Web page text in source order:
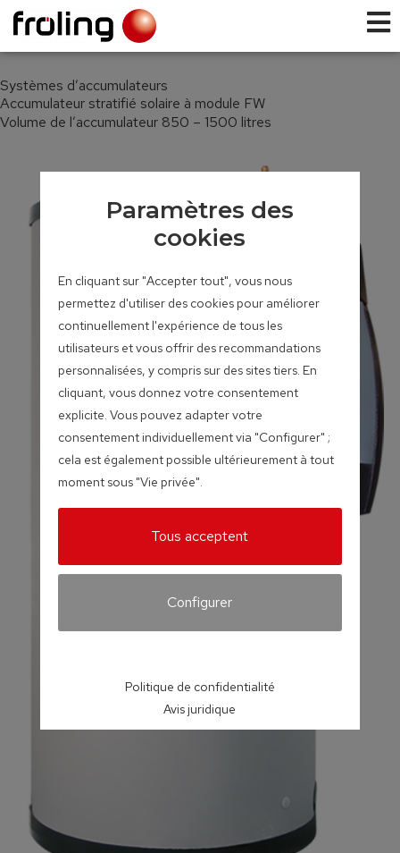
Systèmes d’accumulateurs
Accumulateur stratifié solaire à module FW
Volume de l’accumulateur 850 – 1500 litres
Paramètres des
cookies
En cliquant sur "Accepter tout", vous nous
permettez d'utiliser des cookies pour améliorer
continuellement l'expérience de tous les
utilisateurs et vous offrir des recommandations
personnalisées, y compris sur des sites tiers. En
cliquant, vous donnez votre consentement
explicite. Vous pouvez adapter votre
consentement individuellement via "Configurer" ;
cela est également possible ultérieurement à tout
moment sous "Vie privée".
Tous acceptent
Configurer
Politique de confidentialité
Avis juridique